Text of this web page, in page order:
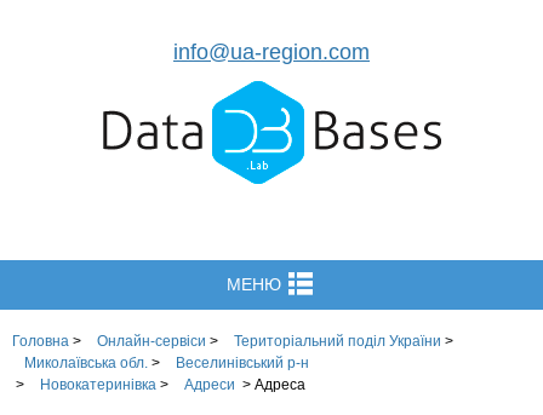
info@ua-region.com
МЕНЮ
Головна > Онлайн-сервіси > Територіальний поділ України >
Миколаївська обл. >
Веселинівський р-н
>
Новокатеринівка > Адреси > Адреса